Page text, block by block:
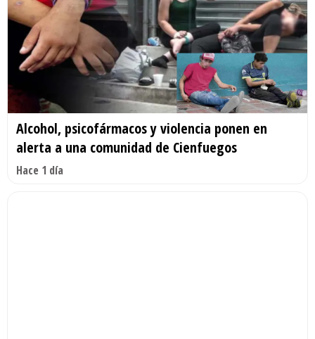
Alcohol, psicofármacos y violencia ponen en
alerta a una comunidad de Cienfuegos
Hace 1 día